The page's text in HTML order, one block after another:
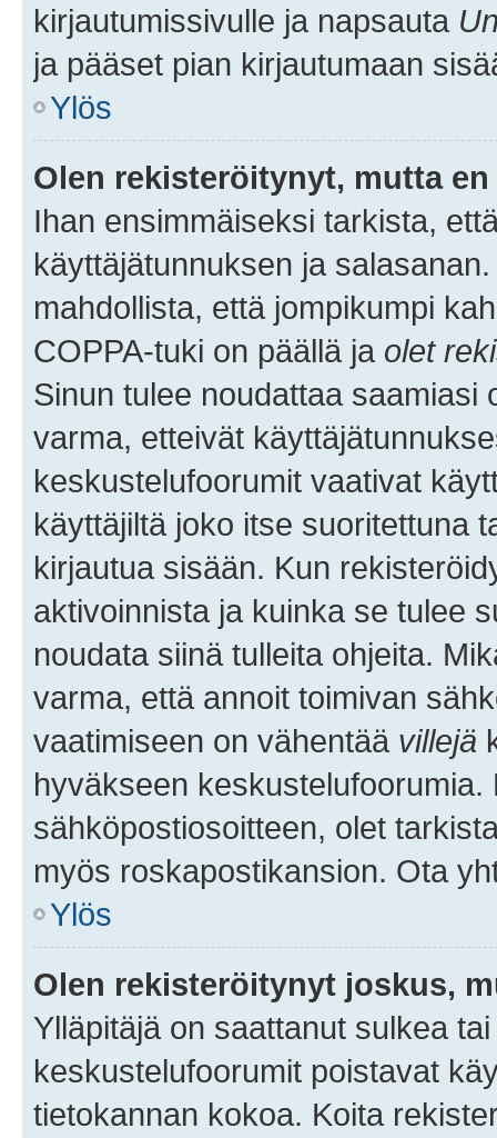
kirjautumissivulle ja napsauta
ja pääset pian kirjautumaan
Ylös
Olen rekisteröitynyt, mutta
Ihan ensimmäiseksi tarkista,
käyttäjätunnuksen ja
mahdollista, että jompikumpi
COPPA-tuki on päällä ja olet
Sinun tulee noudattaa saamiasi
varma, etteivät
keskustelufoorumit vaativat
käyttäjiltä joko itse suoritettuna
kirjautua sisään. Kun
aktivoinnista ja kuinka se tulee
noudata siinä tulleita ohjeita.
varma, että annoit toimivan
vaatimiseen on vähentää villejä
hyväkseen
sähköpostiosoitteen, olet
myös roskapostikansion. Ota
Ylös
Olen rekisteröitynyt joskus,
Ylläpitäjä on saattanut sulkea
keskustelufoorumit poistavat
tietokannan kokoa. Koita